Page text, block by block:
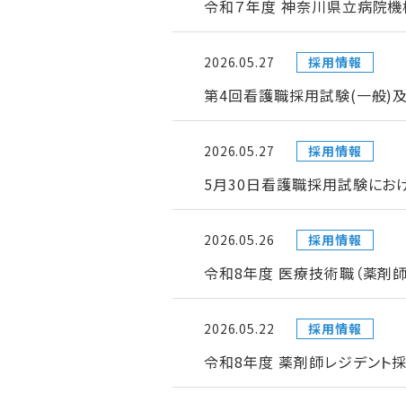
令和７年度 神奈川県立病院機
2026.05.27 採用情報
第4回看護職採用試験(一般)
2026.05.27 採用情報
5月30日看護職採用試験にお
2026.05.26 採用情報
令和8年度 医療技術職（薬剤師
2026.05.22 採用情報
令和8年度 薬剤師レジデント